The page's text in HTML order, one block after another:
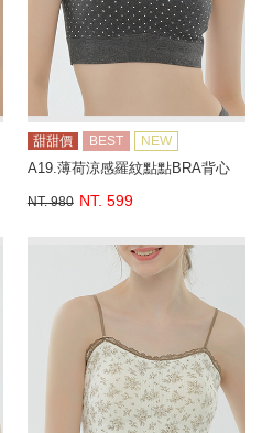
甜甜價 BEST NEW
A19.薄荷涼感羅紋點點BRA背心
NT. 980 NT. 599